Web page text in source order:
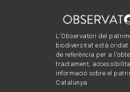
L'Observatori del
biodiversitat està cridat
de referència per a
tractament,
informació sobre el
Catalunya.